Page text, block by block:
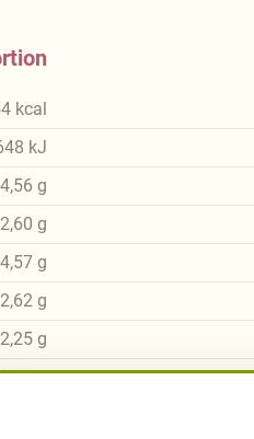
kcal
kJ
4,56 g
2,60 g
g
g
2,25 g
2,52g